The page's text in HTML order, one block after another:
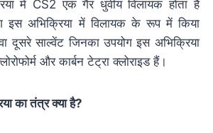
में CS2 एक गैर धुर्वीय विलायक होता है
इस अभिक्रिया में विलायक के रूप में किया
दूसरे साल्वेंट जिनका उपयोग इस अभिक्रिया
और कार्बन टेट्रा क्लोराइड हैं।
का तंत्र क्या है?